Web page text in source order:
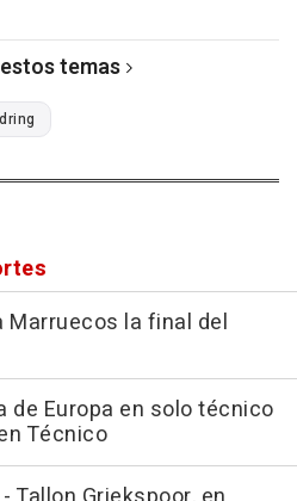
temas
la final del
de Europa en solo técnico
Técnico